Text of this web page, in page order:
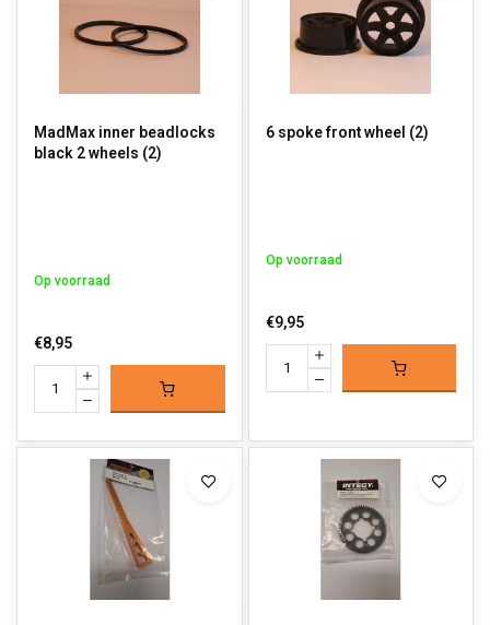
MadMax inner beadlocks
black 2 wheels (2)
Op voorraad
€8,95
6 spoke front wheel (2)
Op voorraad
€9,95